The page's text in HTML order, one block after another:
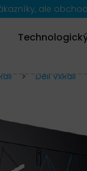
ale
Dell VxRail